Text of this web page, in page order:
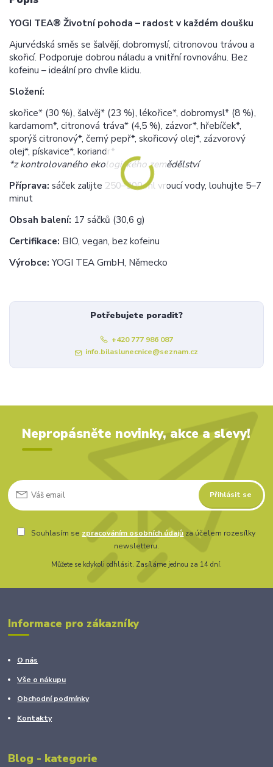
YOGI TEA® Životní pohoda – radost v každém doušku
Ajurvédská směs se šalvějí, dobromyslí, citronovou trávou a
skořicí. Podporuje dobrou náladu a vnitřní rovnováhu. Bez
kofeinu – ideální pro chvíle klidu.
Složení:
skořice* (30 %), šalvěj* (23 %), lékořice*, dobromysl* (8 %),
kardamom*, citronová tráva* (4,5 %), zázvor*, hřebíček*,
sporýš citronový*, černý pepř*, skořicový olej*, zázvorový
olej*, pískavice*, koriandr*
*z kontrolovaného ekologického zemědělství
Příprava: sáček zalijte 250–300 ml vroucí vody, louhujte 5–7
minut
Obsah balení: 17 sáčků (30,6 g)
Certifikace: BIO, vegan, bez kofeinu
Výrobce: YOGI TEA GmbH, Německo
Potřebujete poradit?
+420 777 986 087
info.bilaslunecnice@seznam.cz
Nepropásněte novinky, akce a slevy!
Přihlásit se
Souhlasím se zpracováním osobních údajů za účelem rozesílky
newsletteru.
Můžete se kdykoli odhlásit. Zasíláme jednou za 14 dní.
Informace pro zákazníky
O nás
Vše o nákupu
Obchodní podmínky
Kontakty
Blog - kategorie